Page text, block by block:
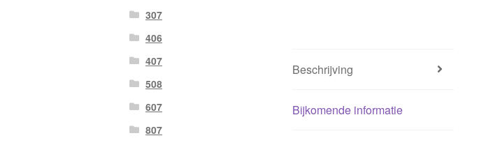
Beschrijving
Bijkomende informatie
307
406
407
508
607
807